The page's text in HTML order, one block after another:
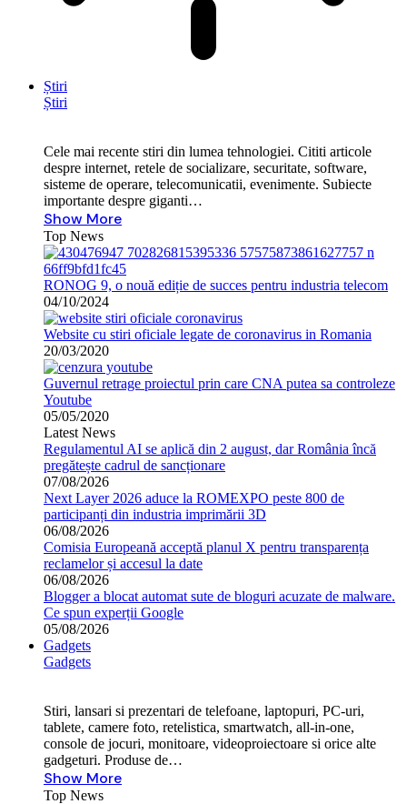
Știri
Știri
Cele mai recente stiri din lumea tehnologiei. Cititi articole
despre internet, retele de socializare, securitate, software,
sisteme de operare, telecomunicatii, evenimente. Subiecte
importante despre giganti…
Show More
Top News
RONOG 9, o nouă ediție de succes pentru industria telecom
04/10/2024
Website cu stiri oficiale legate de coronavirus in Romania
20/03/2020
Guvernul retrage proiectul prin care CNA putea sa controleze
Youtube
05/05/2020
Latest News
Regulamentul AI se aplică din 2 august, dar România încă
pregătește cadrul de sancționare
07/08/2026
Next Layer 2026 aduce la ROMEXPO peste 800 de
participanți din industria imprimării 3D
06/08/2026
Comisia Europeană acceptă planul X pentru transparența
reclamelor și accesul la date
06/08/2026
Blogger a blocat automat sute de bloguri acuzate de malware.
Ce spun experții Google
05/08/2026
Gadgets
Gadgets
Stiri, lansari si prezentari de telefoane, laptopuri, PC-uri,
tablete, camere foto, retelistica, smartwatch, all-in-one,
console de jocuri, monitoare, videoproiectoare si orice alte
gadgeturi. Produse de…
Show More
Top News